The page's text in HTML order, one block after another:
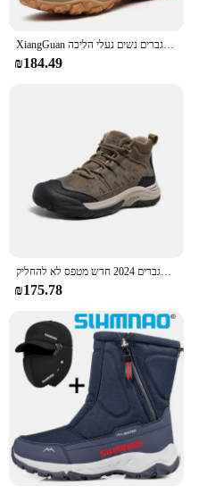
XiangGuan חדש חורף ללבוש עמיד קמפינג נשים מגפי טקטי סניקרס טיפוס עמיד למים מגפי גברים נשים נעלי הליכה
₪184.49
נעלי גמלים מוזהב מגפי חורף מעובה גברים מעובים מעובים באמצע העליון נעלי טרקים נעליים לגברים 2024 חדש מטפס לא להחליק
₪175.78